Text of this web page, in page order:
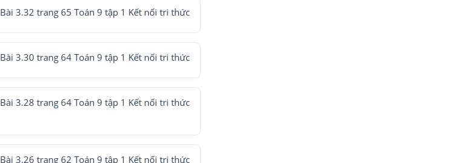
Bài 3.32 trang 65 Toán 9 tập 1 Kết nối tri thức
Bài 3.30 trang 64 Toán 9 tập 1 Kết nối tri thức
Bài 3.28 trang 64 Toán 9 tập 1 Kết nối tri thức
Bài 3.26 trang 62 Toán 9 tập 1 Kết nối tri thức